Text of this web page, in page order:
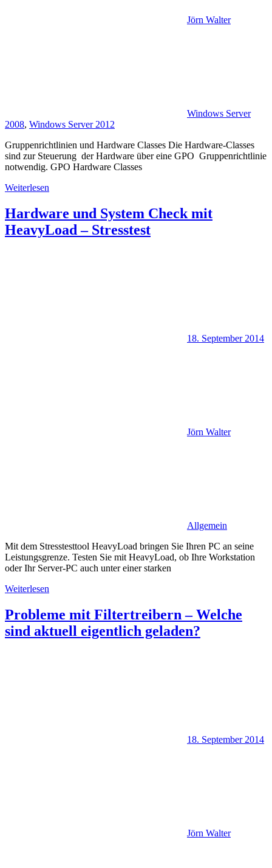
Jörn Walter
Windows Server
2008, Windows Server 2012
Gruppenrichtlinien und Hardware Classes Die Hardware-Classes
sind zur Steuerung der Hardware über eine GPO Gruppenrichtlinie
notwendig. GPO Hardware Classes
Weiterlesen
Hardware und System Check mit
HeavyLoad – Stresstest
18. September 2014
Jörn Walter
Allgemein
Mit dem Stresstesttool HeavyLoad bringen Sie Ihren PC an seine
Leistungsgrenze. Testen Sie mit HeavyLoad, ob Ihre Workstation
oder Ihr Server-PC auch unter einer starken
Weiterlesen
Probleme mit Filtertreibern – Welche
sind aktuell eigentlich geladen?
18. September 2014
Jörn Walter